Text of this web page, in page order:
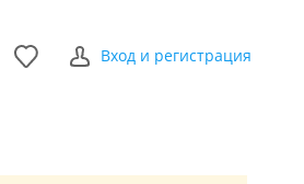
Вход и регистрация